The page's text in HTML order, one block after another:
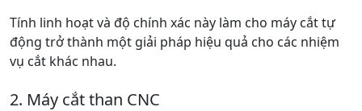
Tính linh hoạt và độ chính xác này làm cho máy cắt tự
động trở thành một giải pháp hiệu quả cho các nhiệm
vụ cắt khác nhau.
2. Máy cắt than CNC